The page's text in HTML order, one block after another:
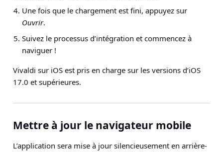
Une fois que le chargement est fini, appuyez sur
Ouvrir.
Suivez le processus d’intégration et commencez à
naviguer !
Vivaldi sur iOS est pris en charge sur les versions d’iOS
17.0 et supérieures.
Mettre à jour le navigateur mobile
L’application sera mise à jour silencieusement en arrière-